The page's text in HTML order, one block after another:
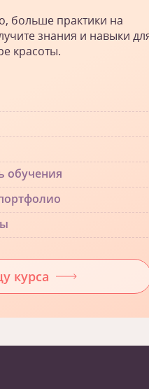
больше практики на
знания и навыки
красоты.
обучения
курса